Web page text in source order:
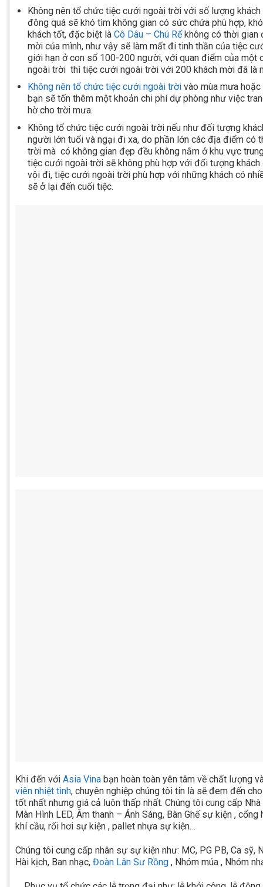
Không nên tổ chức tiệc cưới ngoài trời với số lượng
đông quá sẽ khó tìm không gian có sức chứa phù hợp,
khách tốt, đặc biệt là Cô Dâu – Chú Rểkhông có thời gian
mời của mình, như vậy sẽ làm mất đi tinh thần của tiệc
giới hạn ở con số 100-200 người, với quan điểm của một
ngoài trời thì tiệc cưới ngoài trời với 200 khách mời đã là
Không nên tổ chức tiệc cưới ngoài trờivào mùa mưa
bạn sẽ tốn thêm một khoản chi phí dự phòng như việc
hờ cho trời mưa.
Không tổ chức tiệc cưới ngoài trời nếu như đối tượng
người lớn tuổi và ngại đi xa, do phần lớn các địa điểm có
trời mà có không gian đẹp đều không nằm ở khu vực
tiệc cưới ngoài trời sẽ không phù hợp với đối tượng
vội đi, tiệc cưới ngoài trời phù hợp với những khách có
sẽ ở lại đến cuối tiệc.
Khi đến với Asia Vina bạn hoàn toàn yên tâm về chất lượng
viên nhiệt tình, chuyên nghiệp chúng tôi tin là sẽ đem đến
tốt nhất nhưng giá cả luôn thấp nhất. Chúng tôi cung cấp
Màn Hình LED, Âm thanh – Ánh Sáng, Bàn Ghế sự kiện ,
khí cầu, rối hơi sự kiện , pallet nhựa sự kiện…
Chúng tôi cung cấp nhân sự sự kiện như: MC, PG PB, Ca sỹ,
Hài kịch, Ban nhạc, Đoàn Lân Sư Rồng , Nhóm múa , Nhóm